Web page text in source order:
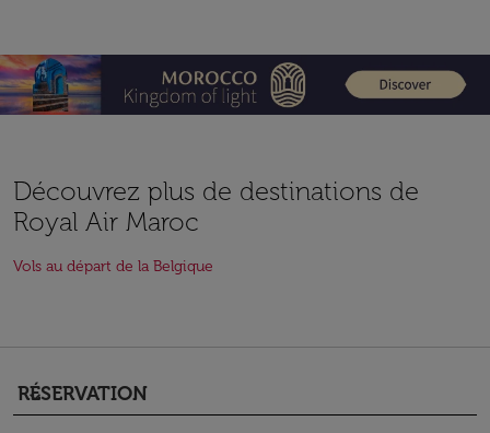
Découvrez plus de destinations de
Royal Air Maroc
Vols au départ de la Belgique
RÉSERVATION
keyboard_arrow_down